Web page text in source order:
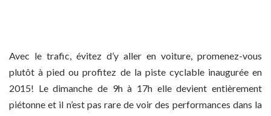
Avec le trafic, évitez d’y aller en voiture, promenez-vous
plutôt à pied ou profitez de la piste cyclable inaugurée en
2015! Le dimanche de 9h à 17h elle devient entièrement
piétonne et il n’est pas rare de voir des performances dans la